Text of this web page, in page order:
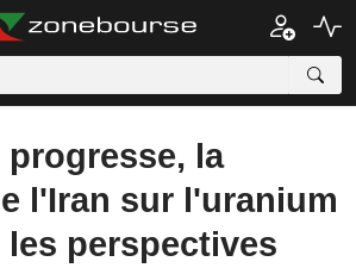
progresse, la
l'Iran sur l'uranium
perspectives